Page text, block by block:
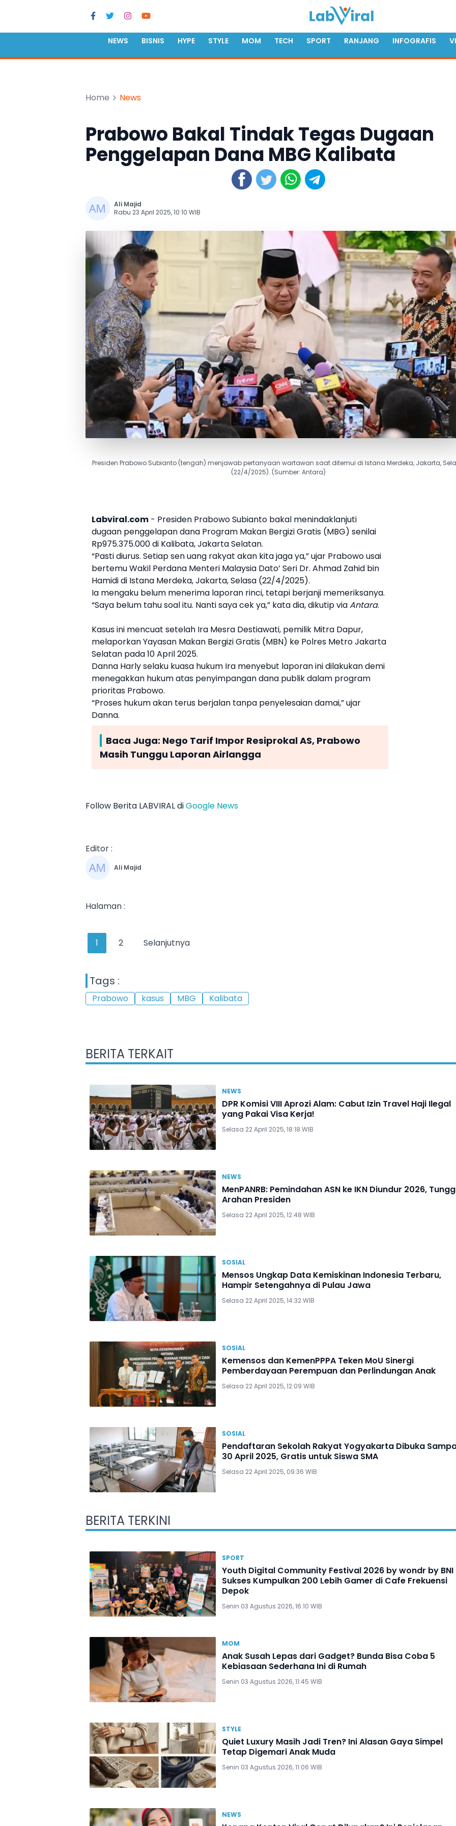
NEWS BISNIS HYPE STYLE MOM TECH SPORT RANJANG INFOGRAFIS
Home News
Prabowo Bakal Tindak Tegas Dugaan
Penggelapan Dana MBG Kalibata
Ali Majid
Rabu 23 April 2025, 10:10 WIB
Presiden Prabowo Subianto (tengah) menjawab pertanyaan wartawan saat ditemui di Istana Merdeka, Jakarta,
(22/4/2025). (Sumber: Antara)
Labviral.com - Presiden PrabowoSubianto bakal menindaklanjuti
dugaan penggelapan dana Program Makan Bergizi Gratis (MBG) senilai
Rp975.375.000 di Kalibata, Jakarta Selatan.
“Pasti diurus. Setiap sen uang rakyat akan kita jaga ya,” ujar Prabowousai
bertemu Wakil Perdana Menteri Malaysia Dato’ Seri Dr. Ahmad Zahid bin
Hamidi di Istana Merdeka, Jakarta, Selasa (22/4/2025).
Ia mengaku belum menerima laporan rinci, tetapi berjanji memeriksanya.
“Saya belum tahu soal itu. Nanti saya cek ya,” kata dia, dikutip viaAntara.
Kasus ini mencuat setelah Ira Mesra Destiawati, pemilik Mitra Dapur,
melaporkan Yayasan Makan Bergizi Gratis (MBN) ke Polres Metro Jakarta
Selatan pada 10 April 2025.
Danna Harly selaku kuasa hukum Ira menyebut laporan ini dilakukan demi
menegakkan hukum atas penyimpangan dana publik dalam program
prioritas Prabowo.
“Proses hukum akan terus berjalan tanpa penyelesaian damai,” ujar
Danna.
Baca Juga: Nego Tarif Impor Resiprokal AS, Prabowo
Masih Tunggu Laporan Airlangga
Follow Berita LABVIRAL diGoogle News
Editor :
Ali Majid
Halaman :
1 2 Selanjutnya
Tags :
Prabowo kasus MBG Kalibata
BERITA TERKAIT
NEWS
DPR Komisi VIII Aprozi Alam: Cabut Izin Travel Haji Ilegal
yang Pakai Visa Kerja!
Selasa 22 April 2025, 18:18 WIB
NEWS
MenPANRB: Pemindahan ASN ke IKN Diundur 2026,
Arahan Presiden
Selasa 22 April 2025, 12:48 WIB
SOSIAL
Mensos Ungkap Data Kemiskinan Indonesia Terbaru,
Hampir Setengahnya di Pulau Jawa
Selasa 22 April 2025, 14:32 WIB
SOSIAL
Kemensos dan KemenPPPA Teken MoU Sinergi
Pemberdayaan Perempuan dan Perlindungan Anak
Selasa 22 April 2025, 12:09 WIB
SOSIAL
Pendaftaran Sekolah Rakyat Yogyakarta Dibuka
30 April 2025, Gratis untuk Siswa SMA
Selasa 22 April 2025, 09:36 WIB
BERITA TERKINI
SPORT
Youth Digital Community Festival 2026 by wondr by BNI
Sukses Kumpulkan 200 Lebih Gamer di Cafe Frekuensi
Depok
Senin 03 Agustus 2026, 16:10 WIB
MOM
Anak Susah Lepas dari Gadget? Bunda Bisa Coba 5
Kebiasaan Sederhana Ini di Rumah
Senin 03 Agustus 2026, 11:45 WIB
STYLE
Quiet Luxury Masih Jadi Tren? Ini Alasan Gaya Simpel
Tetap Digemari Anak Muda
Senin 03 Agustus 2026, 11:06 WIB
NEWS